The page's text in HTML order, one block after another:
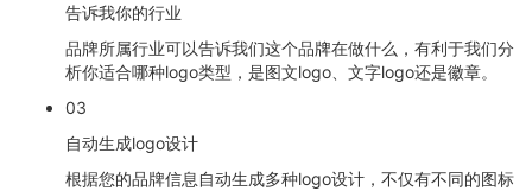
告诉我你的行业
品牌所属行业可以告诉我们这个品牌在做什么，有利于我们分
析你适合哪种logo类型，是图文logo、文字logo还是徽章。
03
自动生成logo设计
根据您的品牌信息自动生成多种logo设计，不仅有不同的图标